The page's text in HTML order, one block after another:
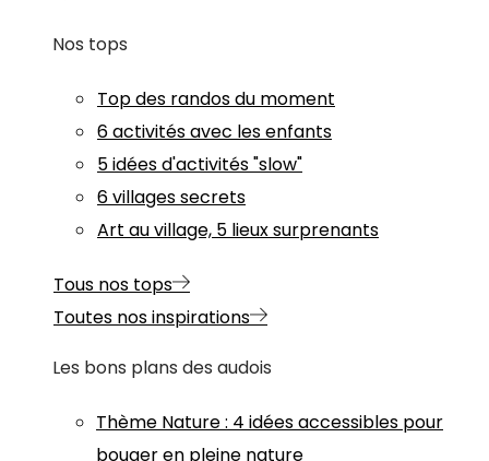
Nos tops
Top des randos du moment
6 activités avec les enfants
5 idées d'activités "slow"
6 villages secrets
Art au village, 5 lieux surprenants
Tous nos tops
Toutes nos inspirations
Les bons plans des audois
Thème Nature: 4 idées accessibles pour
bouger en pleine nature